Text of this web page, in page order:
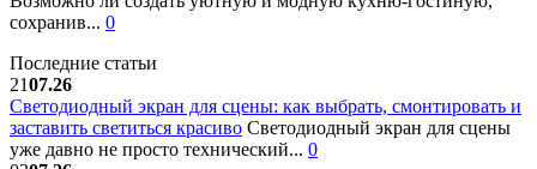
сохранив... 0
Последние статьи
2107.26
Светодиодный экран для сцены: как выбрать, смонтировать и
заставить светиться красиво Светодиодный экран для сцены
уже давно не просто технический... 0